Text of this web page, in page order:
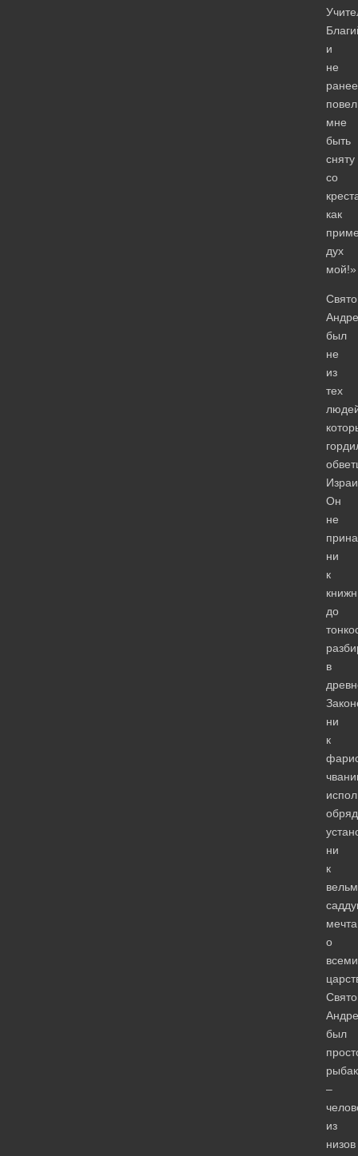
и
не
ранее
мне
быть
сняту
со
как
дух
мой!»
был
не
из
тех
Он
не
ни
к
до
в
ни
к
ни
к
о
был
рыбак
–
из
низов